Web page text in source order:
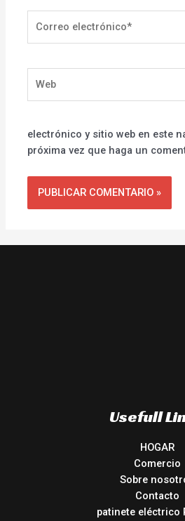
electrónico*
electrónico y sitio web en este
próxima vez que haga un
Usefull
HOGAR
Comercio
Sobre
Contacto
patinete eléctrico